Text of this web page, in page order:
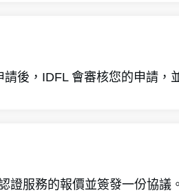
請後，IDFL 會審核您的申請，
證服務的報價並簽發一份協議